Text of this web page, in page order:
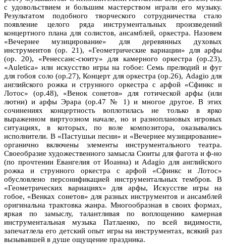
с удовольствием и большим мастерством играли его музыку.
Результатом подобного творческого сотрудничества стало
появление целого ряда инструментальных произведений
концертного плана для солистов, ансамблей, оркестра. Назовем
«Вечернее музицирование» для деревянных духовых
инструментов (ор. 21), «Геометрические вариации» для арфы
(ор. 20), «Ренессанс-сюиту» для камерного оркестра (ор.23),
«Auletica» или искусство игры на гобое: Семь прелюдий и фуг
для гобоя соло (ор.27), Концерт для оркестра (ор.26), Adagio для
английского рожка и струнного оркестра с арфой «Сфинкс и
Лотос» (ор.48), «Венок сонетов» для готической арфы (или
лютни) и арфы Эрара (ор.47 № 1) и многое другое. В этих
сочинениях концертность воплотилась не только в ярко
выраженном виртуозном начале, но и разноплановых игровых
ситуациях, в которых, по воле композитора, оказывались
исполнители. В «Пастушьи песни» и «Вечернее музицирование»
органично включены элементы инструментального театра.
Своеобразие художественного замысла Сюиты для фагота и ф-но
(по прочтении Евангелия от Иоанна) и Adagio для английского
рожка и струнного оркестра с арфой «Сфинкс и Лотос»
обусловлено персонификацией инструментальных тембров. В
«Геометрических вариациях» для арфы, Искусстве игры на
гобое, «Венках сонетов» для разных инструментов и ансамблей
оригинальна трактовка жанра. Многообразная в своих формах,
яркая по замыслу, талантливая по воплощению камерная
инструментальная музыка Патлаенко, по всей видимости,
запечатлела его детский опыт игры на инструментах, всякий раз
вызывавшей в душе ощущение праздника.